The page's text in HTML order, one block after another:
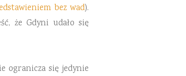
bez wad).
że Gdyni udało się
ogranicza się jedynie